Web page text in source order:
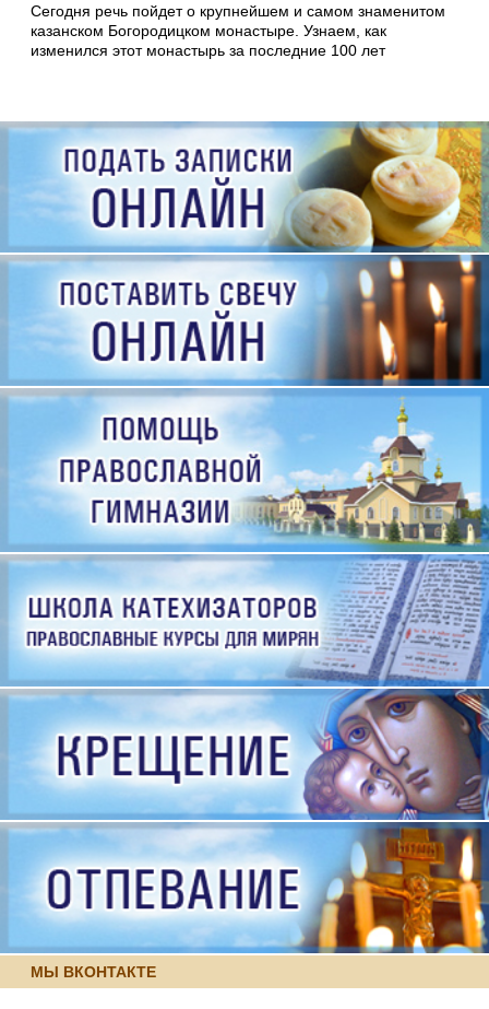
Сегодня речь пойдет о крупнейшем и самом знаменитом
казанском Богородицком монастыре. Узнаем, как
изменился этот монастырь за последние 100 лет
МЫ ВКОНТАКТЕ